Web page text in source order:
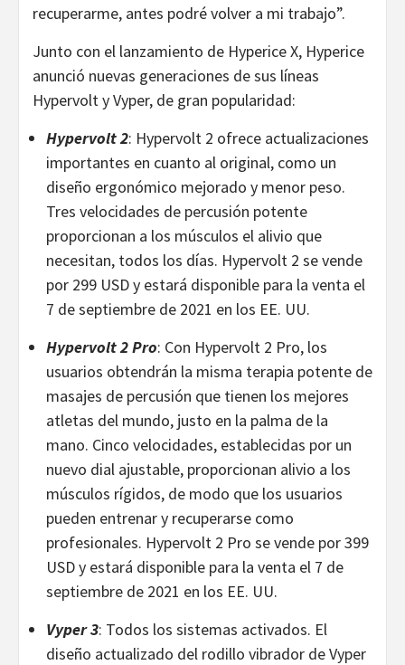
recuperarme, antes podré volver a mi trabajo”.
Junto con el lanzamiento de Hyperice X, Hyperice
anunció nuevas generaciones de sus líneas
Hypervolt y Vyper, de gran popularidad:
Hypervolt 2: Hypervolt 2 ofrece actualizaciones
importantes en cuanto al original, como un
diseño ergonómico mejorado y menor peso.
Tres velocidades de percusión potente
proporcionan a los músculos el alivio que
necesitan, todos los días. Hypervolt 2 se vende
por 299 USD y estará disponible para la venta el
7 de septiembre de 2021 en los EE. UU.
Hypervolt 2 Pro: Con Hypervolt 2 Pro, los
usuarios obtendrán la misma terapia potente de
masajes de percusión que tienen los mejores
atletas del mundo, justo en la palma de la
mano. Cinco velocidades, establecidas por un
nuevo dial ajustable, proporcionan alivio a los
músculos rígidos, de modo que los usuarios
pueden entrenar y recuperarse como
profesionales. Hypervolt 2 Pro se vende por 399
USD y estará disponible para la venta el 7 de
septiembre de 2021 en los EE. UU.
Vyper 3: Todos los sistemas activados. El
diseño actualizado del rodillo vibrador de Vyper